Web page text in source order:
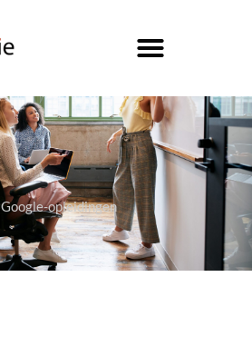
Google-opleidingen